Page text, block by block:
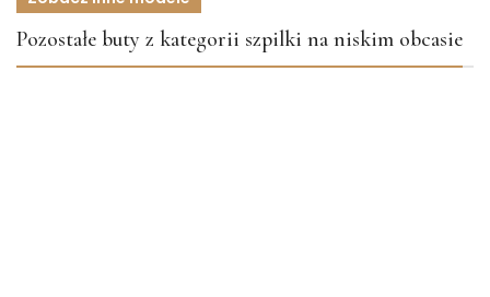
Pozostałe buty z kategorii szpilki na niskim obcasie